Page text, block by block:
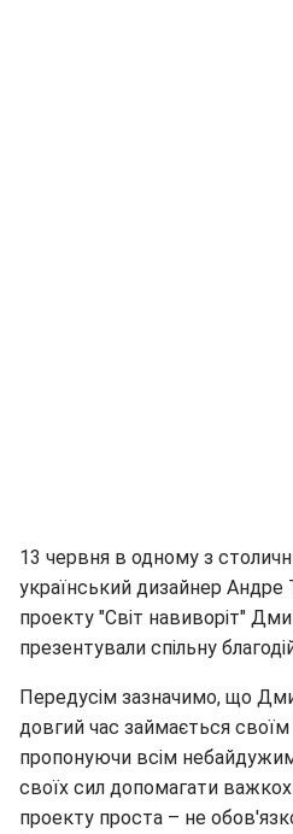
13 червня в одному з
український дизайнер Андре
проекту "Світ навиворіт"
презентували спільну
Передусім зазначимо, що
довгий час займається
пропонуючи всім
своїх сил допомагати
проекту проста – не